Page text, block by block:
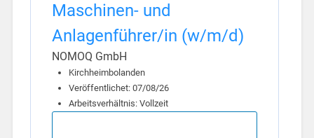
Maschinen- und
Anlagenführer/in (w/m/d)
NOMOQ GmbH
Kirchheimbolanden
Veröffentlichet: 07/08/26
Arbeitsverhältnis: Vollzeit